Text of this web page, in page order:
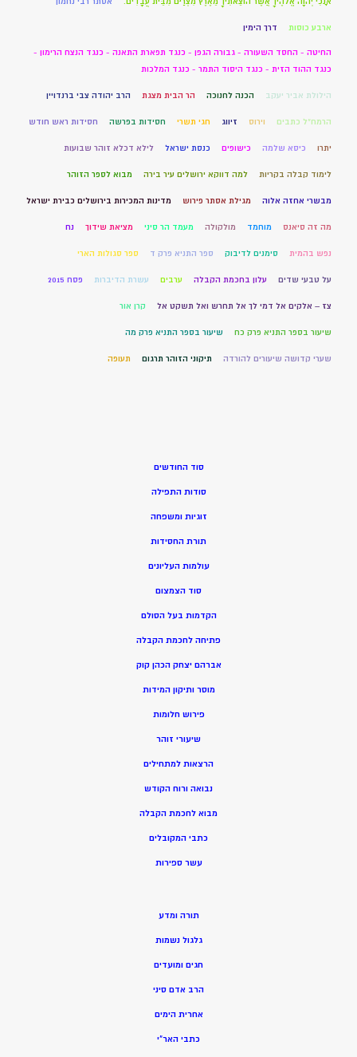
ארבע כוסות דרך הימין
החיטה - החסד השעורה - גבורה הגפן - כנגד תפארת התאנה - כנגד הנצח הרימון -
כנגד ההוד הזית - כנגד היסוד התמר - כנגד המלכות
הילולת אביר יעקב הכנה לחנוכה הר הבית מצגת הרב יהודה צבי ברנדויין
הרמח"ל כתבים וירוס זיווג חגי תשרי חסידות בפרשה חסידות ראש חודש
יתרו כיסא שלמה כישופים כנסת ישראל לילא דכלא זוהר שבועות
לימוד קבלה בקריות למה דווקא ירושלים עיר בירה מבוא לספר הזוהר
מבשרי אחזה אלוה מגילת אסתר פירוש מדינות המכירות בירושלים כבירת ישראל
מה זה סיאנס מוחמד מולקולה מעמד הר סיני מציאת שידוך נח
נפש בהמית סימנים לדיבוק ספר התניא פרק ד ספר סגולות הארי
על טבעי שדים עלון בחכמת הקבלה ערבים עשרת הדיברות פסח 2015
צז – אלקים אל דמי לך אל תחרש ואל תשקט אל קרן אור
שיעור בספר התניא פרק כח שיעור בספר התניא פרק מה
שערי קדושה שיעורים להורדה תיקוני הזוהר תרגום תעופה
סוד החודשים
סודות התפילה
זוגיות ומשפחה
תורת החסידות
עולמות העליונים
סוד הצמצום
הקדמות בעל הסולם
פתיחה לחכמת הקבלה
אברהם יצחק הכהן קוק
מוסר ותיקון המידות
פירוש חלומות
שיעורי זוהר
הרצאות למתחילים
נבואה ורוח הקודש
מבוא לחכמת הקבלה
כתבי המקובלים
עשר ספירות
תורה ומדע
גלגול נשמות
חגים ומועדים
הרב אדם סיני
אחרית הימים
כתבי האר”י